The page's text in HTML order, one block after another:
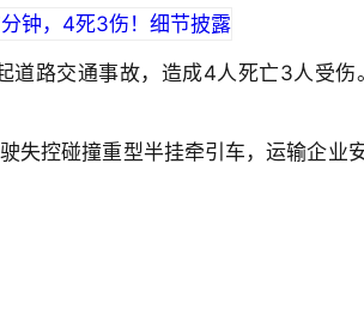
路交通事故，造成4人死亡3人受
失控碰撞重型半挂牵引车，运输企